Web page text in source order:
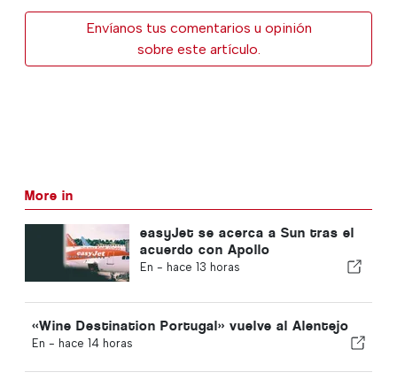
Envíanos tus comentarios u opinión
sobre este artículo.
More in
easyJet se acerca a Sun tras el
acuerdo con Apollo
En - hace 13 horas
«Wine Destination Portugal» vuelve al Alentejo
En - hace 14 horas